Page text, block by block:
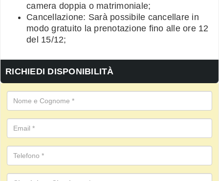
camera doppia o matrimoniale;
Cancellazione: Sarà possibile cancellare in
modo gratuito la prenotazione fino alle ore 12
del 15/12;
RICHIEDI DISPONIBILITÀ